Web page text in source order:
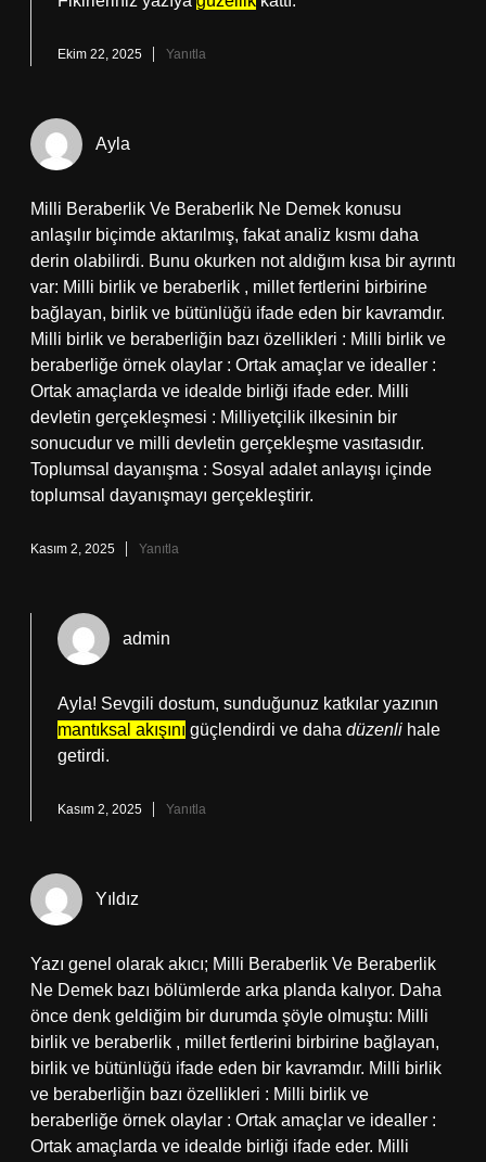
Ekim 22, 2025 Yanıtla
Ayla
Milli Beraberlik Ve Beraberlik Ne Demek konusu
anlaşılır biçimde aktarılmış, fakat analiz kısmı daha
derin olabilirdi. Bunu okurken not aldığım kısa bir ayrıntı
var: Milli birlik ve beraberlik , millet fertlerini birbirine
bağlayan, birlik ve bütünlüğü ifade eden bir kavramdır.
Milli birlik ve beraberliğin bazı özellikleri : Milli birlik ve
beraberliğe örnek olaylar : Ortak amaçlar ve idealler :
Ortak amaçlarda ve idealde birliği ifade eder. Milli
devletin gerçekleşmesi : Milliyetçilik ilkesinin bir
sonucudur ve milli devletin gerçekleşme vasıtasıdır.
Toplumsal dayanışma : Sosyal adalet anlayışı içinde
toplumsal dayanışmayı gerçekleştirir.
Kasım 2, 2025 Yanıtla
admin
Ayla! Sevgili dostum, sunduğunuz katkılar yazının
mantıksal akışını güçlendirdi ve daha düzenli hale
getirdi.
Kasım 2, 2025 Yanıtla
Yıldız
Yazı genel olarak akıcı; Milli Beraberlik Ve Beraberlik
Ne Demek bazı bölümlerde arka planda kalıyor. Daha
önce denk geldiğim bir durumda şöyle olmuştu: Milli
birlik ve beraberlik , millet fertlerini birbirine bağlayan,
birlik ve bütünlüğü ifade eden bir kavramdır. Milli birlik
ve beraberliğin bazı özellikleri : Milli birlik ve
beraberliğe örnek olaylar : Ortak amaçlar ve idealler :
Ortak amaçlarda ve idealde birliği ifade eder. Milli